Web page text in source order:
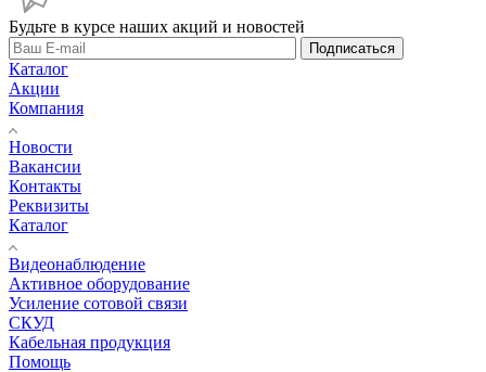
Будьте в курсе наших акций и новостей
Подписаться
Каталог
Акции
Компания
Новости
Вакансии
Контакты
Реквизиты
Каталог
Видеонаблюдение
Активное оборудование
Усиление сотовой связи
СКУД
Кабельная продукция
Помощь